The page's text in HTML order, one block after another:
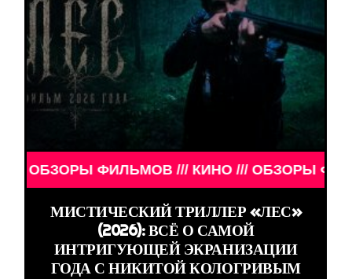
ФИЛЬМОВ /// КИНО /// ОБЗОРЫ ФИЛЬМОВ
МИСТИЧЕСКИЙ ТРИЛЛЕР «ЛЕС»
(2026): ВСЁ О САМОЙ
ИНТРИГУЮЩЕЙ ЭКРАНИЗАЦИИ
ГОДА С НИКИТОЙ КОЛОГРИВЫМ